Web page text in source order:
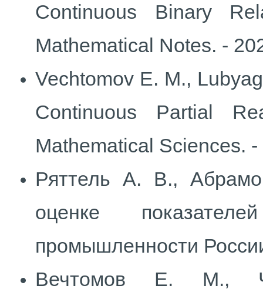
Continuous Binary
Mathematical Notes. -
Vechtomov E. M.,
Continuous Partial
Mathematical Sciences.
Ряттель А. В.,
оценке
промышленности
Вечтомов Е. М.,